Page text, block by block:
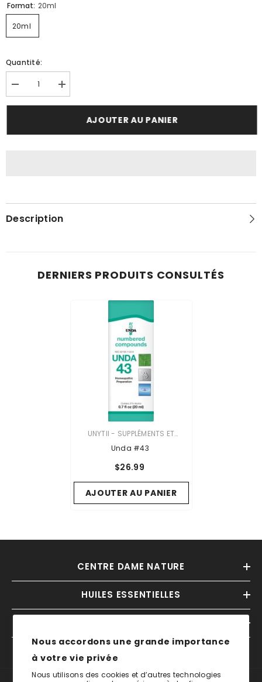
Nous accordons une grande importance
à votre vie privée
Nous utilisons des cookies et d’autres technologies
Format: 20ml
20ml
Quantité:
Diminuer
la
quantité
Augmenter
la
quantité
AJOUTER AU PANIER
Description
DERNIERS PRODUITS CONSULTÉS
VENDOR:
UNYTII - SUPPLÉMENTS ET
PRODUITS NATURELS
Unda #43
$26.99
AJOUTER AU PANIER
CENTRE DAME NATURE
HUILES ESSENTIELLES